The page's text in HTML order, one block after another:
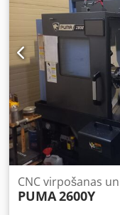
CNC virpošanas
PUMA2600Y